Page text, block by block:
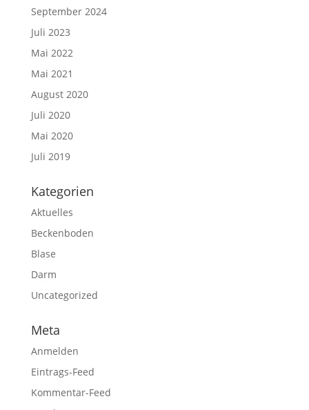
September 2024
Juli 2023
Mai 2022
Mai 2021
August 2020
Juli 2020
Mai 2020
Juli 2019
Kategorien
Aktuelles
Beckenboden
Blase
Darm
Uncategorized
Meta
Anmelden
Eintrags-Feed
Kommentar-Feed